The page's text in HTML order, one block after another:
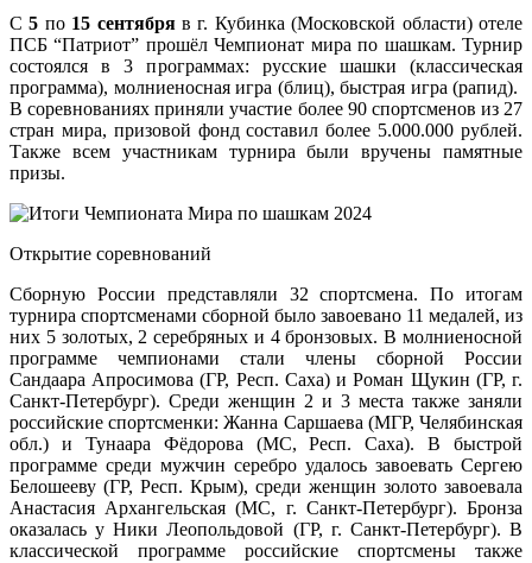
С5 по 15 сентябряв г. Кубинка (Московской области) отеле
ПСБ “Патриот” прошёл Чемпионат мира по шашкам. Турнир
состоялся в 3 программах: русские шашки (классическая
программа), молниеносная игра (блиц), быстрая игра (рапид).
В соревнованиях приняли участие более 90 спортсменов из 27
стран мира, призовой фонд составил более 5.000.000 рублей.
Также всем участникам турнира были вручены памятные
призы.
Открытие соревнований
Сборную России представляли 32 спортсмена. По итогам
турнира спортсменами сборной было завоевано 11 медалей, из
них 5 золотых, 2 серебряных и 4 бронзовых. В молниеносной
программе чемпионами стали члены сборной России
Сандаара Апросимова (ГР, Респ. Саха) и Роман Щукин (ГР, г.
Санкт-Петербург). Среди женщин 2 и 3 места также заняли
российские спортсменки: Жанна Саршаева (МГР, Челябинская
обл.) и Тунаара Фёдорова (МС, Респ. Саха). В быстрой
программе среди мужчин серебро удалось завоевать Сергею
Белошееву (ГР, Респ. Крым), среди женщин золото завоевала
Анастасия Архангельская (МС, г. Санкт-Петербург). Бронза
оказалась у Ники Леопольдовой (ГР, г. Санкт-Петербург). В
классической программе российские спортсмены также